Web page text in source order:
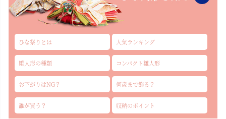
ひな祭りとは 人気ランキング
雛人形の種類 コンパクト雛人形
お下がりはNG？ 何歳まで飾る？
誰が買う？ 収納のポイント